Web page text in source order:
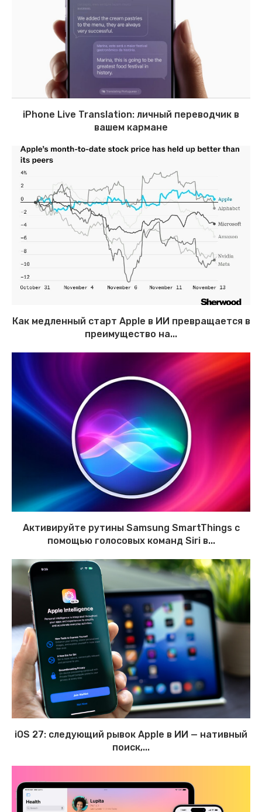
iPhone Live Translation: личный переводчик в
вашем кармане
Как медленный старт Apple в ИИ превращается в
преимущество на...
Активируйте рутины Samsung SmartThings с
помощью голосовых команд Siri в...
iOS 27: следующий рывок Apple в ИИ — нативный
поиск,...